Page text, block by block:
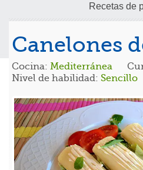
Recetas de
Canelones
Cocina: Mediterránea
Nivel de habilidad: Sencillo